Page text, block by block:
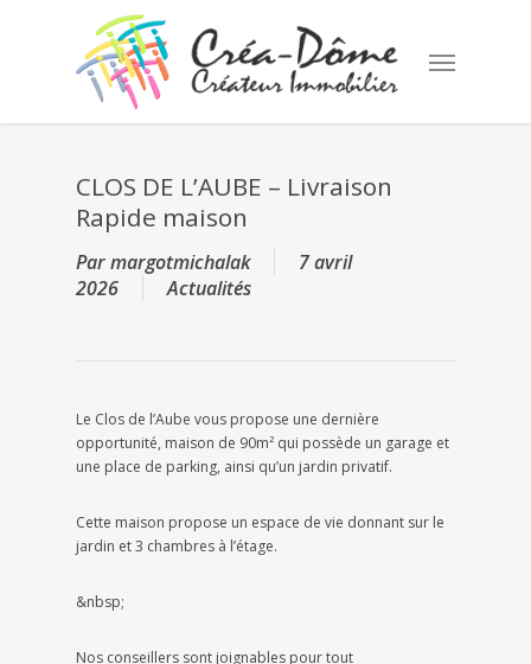
Menu
CLOS DE L’AUBE – Livraison
Rapide maison
Parmargotmichalak
7 avril
2026
Actualités
Le Clos de l’Aube vous propose une dernière
opportunité, maison de 90m² qui possède un garage et
une place de parking, ainsi qu’un jardin privatif.
Cette maison propose un espace de vie donnant sur le
jardin et 3 chambres à l’étage.
&nbsp;
Nos conseillers sont joignables pour tout